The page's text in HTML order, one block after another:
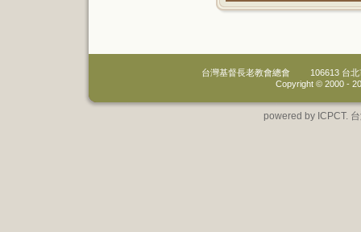
台灣基督長老教會總會
106613 台
Copyright © 2000 -
powered by ICPCT.